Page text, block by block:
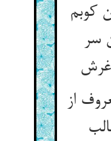
کوبم
از